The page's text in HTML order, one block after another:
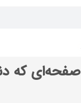
صفحه‌ای که